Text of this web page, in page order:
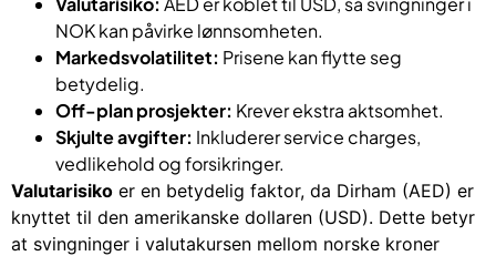
NOK kan påvirke lønnsomheten.
Markedsvolatilitet: Prisene kan flytte seg
betydelig.
Off-plan prosjekter: Krever ekstra aktsomhet.
Skjulte avgifter: Inkluderer service charges,
vedlikehold og forsikringer.
Valutarisiko er en betydelig faktor, da Dirham (AED) er
knyttet til den amerikanske dollaren (USD). Dette betyr
at svingninger i valutakursen mellom norske kroner